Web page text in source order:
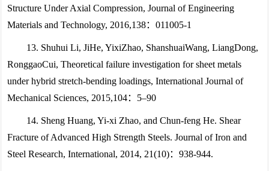
Structure Under Axial Compression, Journal of Engineering
Materials and Technology, 2016,138：011005-1
13. Shuhui Li, JiHe, YixiZhao, ShanshuaiWang, LiangDong,
RonggaoCui, Theoretical failure investigation for sheet metals
under hybrid stretch-bending loadings, International Journal of
Mechanical Sciences, 2015,104：5–90
14. Sheng Huang, Yi-xi Zhao, and Chun-feng He. Shear
Fracture of Advanced High Strength Steels. Journal of Iron and
Steel Research, International, 2014, 21(10)：938-944.